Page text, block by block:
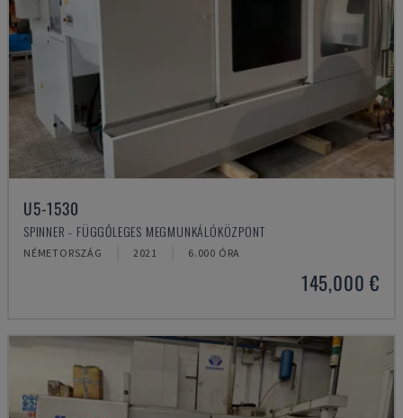
U5-1530
SPINNER - FÜGGŐLEGES MEGMUNKÁLÓKÖZPONT
NÉMETORSZÁG 2021 6.000 ÓRA
145,000 €